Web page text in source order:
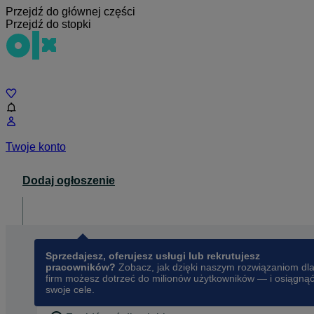
Przejdź do głównej części
Przejdź do stopki
Twoje konto
Dodaj ogłoszenie
Sprzedajesz, oferujesz usługi lub rekrutujesz
pracowników? Zobacz, jak dzięki naszym rozwiązaniom dla
firm możesz dotrzeć do milionów użytkowników — i osiągnąć
swoje cele.